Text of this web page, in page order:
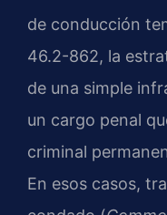
de conducción
46.2-862, la
de una simple
un cargo penal
criminal
En esos casos,